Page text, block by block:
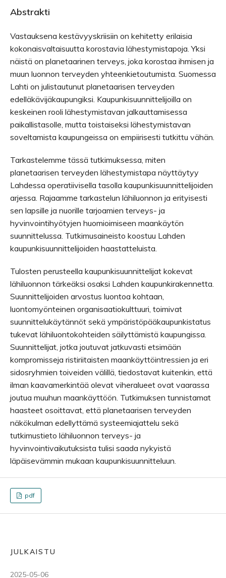
Abstrakti
Vastauksena kestävyyskriisiin on kehitetty erilaisia
kokonaisvaltaisuutta korostavia lähestymistapoja. Yksi
näistä on planetaarinen terveys, joka korostaa ihmisen ja
muun luonnon terveyden yhteenkietoutumista. Suomessa
Lahti on julistautunut planetaarisen terveyden
edelläkävijäkaupungiksi. Kaupunkisuunnittelijoilla on
keskeinen rooli lähestymistavan jalkauttamisessa
paikallistasolle, mutta toistaiseksi lähestymistavan
soveltamista kaupungeissa on empiirisesti tutkittu vähän.
Tarkastelemme tässä tutkimuksessa, miten
planetaarisen terveyden lähestymistapa näyttäytyy
Lahdessa operatiivisella tasolla kaupunkisuunnittelijoiden
arjessa. Rajaamme tarkastelun lähiluonnon ja erityisesti
sen lapsille ja nuorille tarjoamien terveys- ja
hyvinvointihyötyjen huomioimiseen maankäytön
suunnittelussa. Tutkimusaineisto koostuu Lahden
kaupunkisuunnittelijoiden haastatteluista.
Tulosten perusteella kaupunkisuunnittelijat kokevat
lähiluonnon tärkeäksi osaksi Lahden kaupunkirakennetta.
Suunnittelijoiden arvostus luontoa kohtaan,
luontomyönteinen organisaatiokulttuuri, toimivat
suunnittelukäytännöt sekä ympäristöpääkaupunkistatus
tukevat lähiluontokohteiden säilyttämistä kaupungissa.
Suunnittelijat, jotka joutuvat jatkuvasti etsimään
kompromisseja ristiriitaisten maankäyttöintressien ja eri
sidosryhmien toiveiden välillä, tiedostavat kuitenkin, että
ilman kaavamerkintää olevat viheralueet ovat vaarassa
joutua muuhun maankäyttöön. Tutkimuksen tunnistamat
haasteet osoittavat, että planetaarisen terveyden
näkökulman edellyttämä systeemiajattelu sekä
tutkimustieto lähiluonnon terveys- ja
hyvinvointivaikutuksista tulisi saada nykyistä
läpäisevämmin mukaan kaupunkisuunnitteluun.
pdf
JULKAISTU
2025-05-06